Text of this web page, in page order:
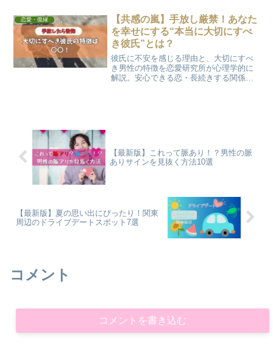
次の穏やかな恋へ進むためのヒントを具
体的に解説します。
恋愛・復縁
【共感の嵐】手放し厳禁！あなた
を幸せにする“本当に大切にすべ
き彼氏”とは？
彼氏に不安を感じる理由と、大切にすべ
き男性の特徴を恋愛研究所が心理学的に
解説。安心できる恋・長続きする関係の
【最新版】これって脈あり！？男性の脈
ありサインを見抜く方法10選
【最新版】夏の思い出にぴったり！関東
周辺のドライブデートスポット7選
コメント
コメントを書き込む